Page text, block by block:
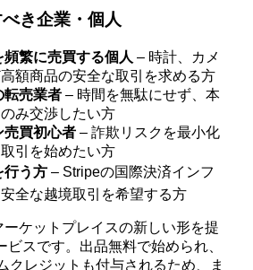
き企業・個人
頻繁に売買する個人 – 時計、カメ
額商品の安全な取引を求める方
転売業者 – 時間を無駄にせず、本
み交渉したい方
売買初心者 – 詐欺リスクを最小化
引を始めたい方
行う方 – Stripeの国際決済インフ
全な越境取引を希望する方
ーケットプレイスの新しい形を提
ビスです。出品無料で始められ、
クレジットも付与されるため、ま